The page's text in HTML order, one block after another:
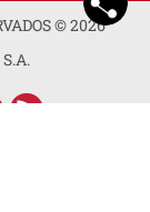
©2026